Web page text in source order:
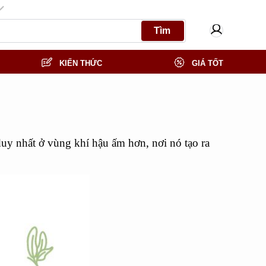
Tìm
KIẾN THỨC GIÁ TỐT
nhất ở vùng khí hậu ấm hơn, nơi nó tạo ra